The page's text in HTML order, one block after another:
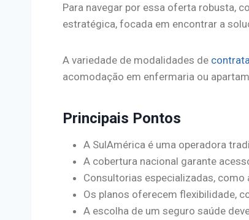
Para navegar por essa oferta robusta,
estratégica, focada em encontrar a
A variedade de modalidades de
acomodação em enfermaria ou
Principais Pontos
A SulAmérica é uma operadora
A cobertura nacional garante
Consultorias especializadas,
Os planos oferecem flexibilidade,
A escolha de um seguro saúde